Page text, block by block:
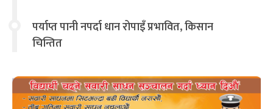
पर्याप्त पानी नपर्दा धान रोपाइँ प्रभावित, किसान
चिन्तित